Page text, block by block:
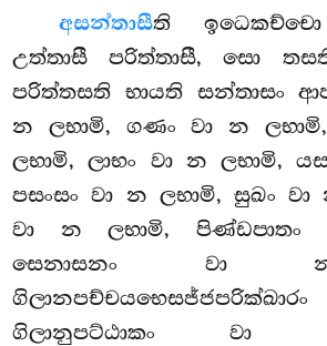
අසන්තාසීති
උත්තාසී පරිත්තාසී, සො
පරිත්තසති භායති සන්තාසං
න ලභාමි, ගණං වා න
ලභාමි, ලාභං වා න ලභාමි,
පසංසං වා න ලභාමි, සුඛං වා
වා න ලභාමි, පිණ්ඩපාතං
සෙනාසනං වා
ගිලානුපට්ඨාකං